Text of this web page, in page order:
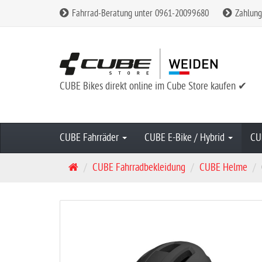
Fahrrad-Beratung unter 0961-20099680
CUBE Bikes direkt online im Cube Store kaufen ✔
CUBE Fahrräder CUBE E-Bike / Hybrid
S
a
CUBE Fahrradbekleidung CUBE Helme